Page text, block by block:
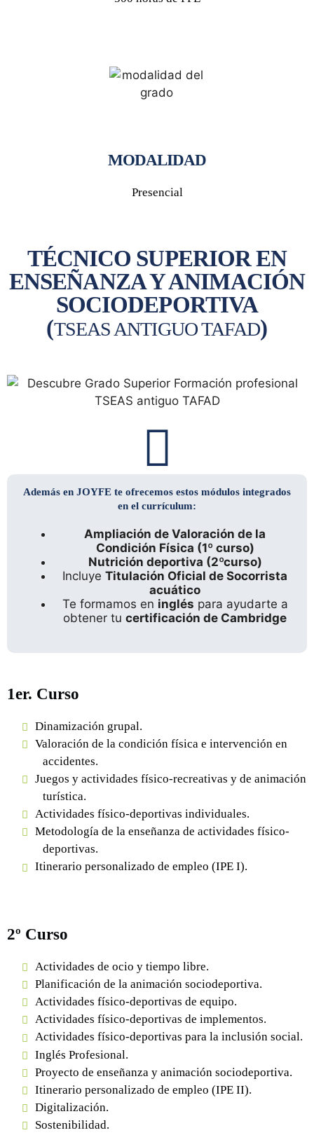
MODALIDAD
Presencial
TÉCNICO SUPERIOR EN
ENSEÑANZA Y ANIMACIÓN
SOCIODEPORTIVA
(TSEAS ANTIGUO TAFAD)
Además en JOYFE te ofrecemos estos módulos integrados
en el currículum:
Ampliación de Valoración de la
Condición Física (1º curso)
Nutrición deportiva (2ºcurso)
Incluye Titulación Oficial de Socorrista
acuático
Te formamos en inglés para ayudarte a
obtener tu certificación de Cambridge
1er. Curso
Dinamización grupal.
Valoración de la condición física e intervención en
accidentes.
Juegos y actividades físico-recreativas y de animación
turística.
Actividades físico-deportivas individuales.
Metodología de la enseñanza de actividades físico-
deportivas.
Itinerario personalizado de empleo (IPE I).
2º Curso
Actividades de ocio y tiempo libre.
Planificación de la animación sociodeportiva.
Actividades físico-deportivas de equipo.
Actividades físico-deportivas de implementos.
Actividades físico-deportivas para la inclusión social.
Inglés Profesional.
Proyecto de enseñanza y animación sociodeportiva.
Itinerario personalizado de empleo (IPE II).
Digitalización.
Sostenibilidad.